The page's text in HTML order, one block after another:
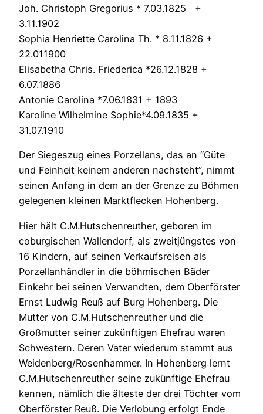
Joh. Christoph Gregorius * 7.03.1825 +
3.11.1902
Sophia Henriette Carolina Th. * 8.11.1826 +
22.011900
Elisabetha Chris. Friederica *26.12.1828 +
6.07.1886
Antonie Carolina *7.06.1831 + 1893
Karoline Wilhelmine Sophie*4.09.1835 +
31.07.1910
Der Siegeszug eines Porzellans, das an “Güte
und Feinheit keinem anderen nachsteht”, nimmt
seinen Anfang in dem an der Grenze zu Böhmen
gelegenen kleinen Marktflecken Hohenberg.
Hier hält C.M.Hutschenreuther, geboren im
coburgischen Wallendorf, als zweitjüngstes von
16 Kindern, auf seinen Verkaufsreisen als
Porzellanhändler in die böhmischen Bäder
Einkehr bei seinen Verwandten, dem Oberförster
Ernst Ludwig Reuß auf Burg Hohenberg. Die
Mutter von C.M.Hutschenreuther und die
Großmutter seiner zukünftigen Ehefrau waren
Schwestern. Deren Vater wiederum stammt aus
Weidenberg/Rosenhammer. In Hohenberg lernt
C.M.Hutschenreuther seine zukünftige Ehefrau
kennen, nämlich die älteste der drei Töchter vom
Oberförster Reuß. Die Verlobung erfolgt Ende